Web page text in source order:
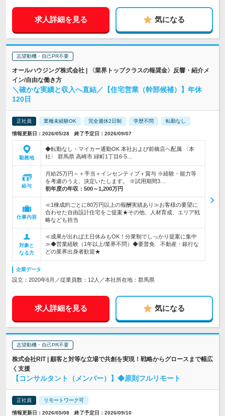
求人詳細を見る 気になる
志望動機・自己PR不要
オールハウジング株式会社 | 〈業界トップクラスの報奨金〉反響・紹介メ
イン/自由な働き方
＼確かな実績と収入へ直結／【住宅営業（幹部候補）】年休
120日
正社員 業種未経験OK 完全週休2日制 学歴不問 転勤なし
情報更新日：2026/05/28 終了予定日：2026/09/07
勤務地
◆転勤なし・マイカー通勤OK 本社および前橋店へ配属 〈本
社〉 群馬県 高崎市 緑町1丁目6-5…
給与
月給25万円～＋手当＋インセンティブ＋賞与 ※経験・能力等
を考慮のうえ、決定いたします。 ※試用期間3…
初年度の年収： 500～1,200万円
仕事内容
≪1棟成約ごとに80万円以上の報酬実績あり≫お客様の要望に
合わせた自由設計住宅をご提案★その他、人材育成、エリア戦
略なども担当
対象と
なる方
≪成果が出れば土日休みもOK！分業制でしっかり提案に集中
≫◆営業経験（1年以上/業界不問）◆要普免 不動産・銀行な
どの業界出身者歓迎★
企業データ
設立：2020年6月／従業員数：12人／本社所在地：群馬県
求人詳細を見る 気になる
志望動機・自己PR不要
株式会社RIT | 顧客と対等な立場で共創を実現！戦略からグロースまで幅広
く支援
【コンサルタント（メンバー）】◆原則フルリモート
正社員 リモートワーク可
情報更新日：2026/05/08 終了予定日：2026/09/10